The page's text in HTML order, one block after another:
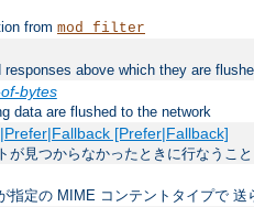
from mod_filter
responses above which they are
bytes
data are flushed to the network
[Prefer|Fallback]
が見つからなかったときに行なうこ
指定の MIME コンテントタイプで 送